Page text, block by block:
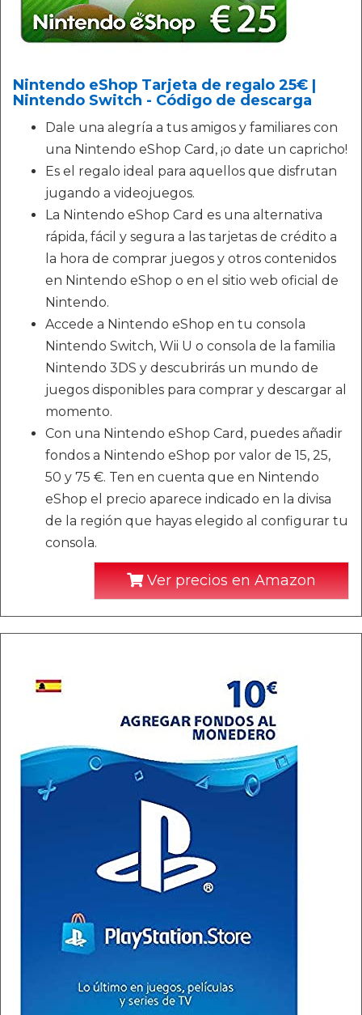
Nintendo eShop Tarjeta de regalo 25€ |
Nintendo Switch - Código de descarga
Dale una alegría a tus amigos y familiares con
una Nintendo eShop Card, ¡o date un capricho!
Es el regalo ideal para aquellos que disfrutan
jugando a videojuegos.
La Nintendo eShop Card es una alternativa
rápida, fácil y segura a las tarjetas de crédito a
la hora de comprar juegos y otros contenidos
en Nintendo eShop o en el sitio web oficial de
Nintendo.
Accede a Nintendo eShop en tu consola
Nintendo Switch, Wii U o consola de la familia
Nintendo 3DS y descubrirás un mundo de
juegos disponibles para comprar y descargar al
momento.
Con una Nintendo eShop Card, puedes añadir
fondos a Nintendo eShop por valor de 15, 25,
50 y 75 €. Ten en cuenta que en Nintendo
eShop el precio aparece indicado en la divisa
de la región que hayas elegido al configurar tu
consola.
Ver precios en Amazon